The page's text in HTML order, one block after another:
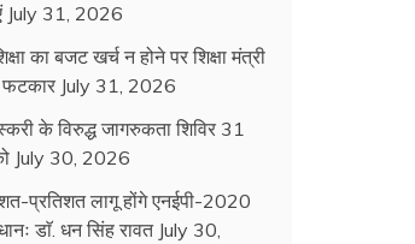
July 31, 2026
का बजट खर्च न होने पर शिक्षा मंत्री
फटकार July 31, 2026
के विरुद्ध जागरुकता शिविर 31
July 30, 2026
प्रतिशत लागू होंगे एनईपी-2020
डाॅ. धन सिंह रावत July 30,